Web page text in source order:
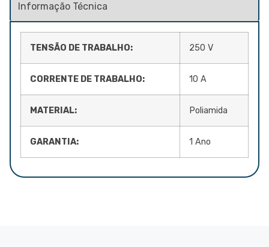
TENSÃO DE TRABALHO: 250 V
CORRENTE DE TRABALHO: 10 A
MATERIAL: Poliamida
GARANTIA: 1 Ano